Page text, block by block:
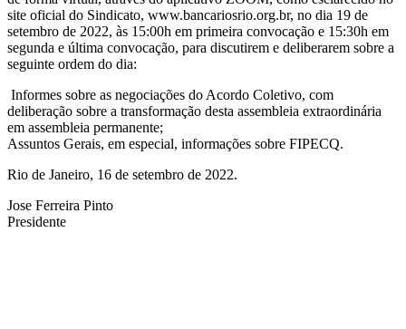
site oficial do Sindicato, www.bancariosrio.org.br, no dia 19 de
setembro de 2022, às 15:00h em primeira convocação e 15:30h em
segunda e última convocação, para discutirem e deliberarem sobre a
seguinte ordem do dia:
Informes sobre as negociações do Acordo Coletivo, com
deliberação sobre a transformação desta assembleia extraordinária
em assembleia permanente;
Assuntos Gerais, em especial, informações sobre FIPECQ.
Rio de Janeiro, 16 de setembro de 2022.
Jose Ferreira Pinto
Presidente